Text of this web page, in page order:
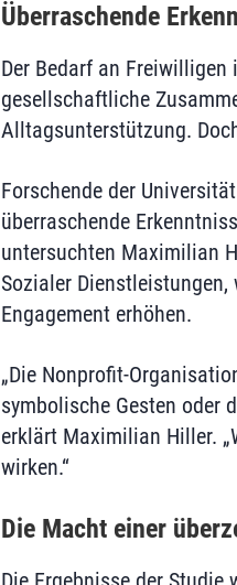
Überraschende
Der Bedarf an
gesellschaftliche
Alltagsunterstützung.
Forschende der
überraschende
untersuchten Maximilian
Sozialer
Engagement erhöhen.
„Die Nonprofit-
symbolische Gesten oder
erklärt Maximilian Hiller.
wirken.“
Die Macht einer